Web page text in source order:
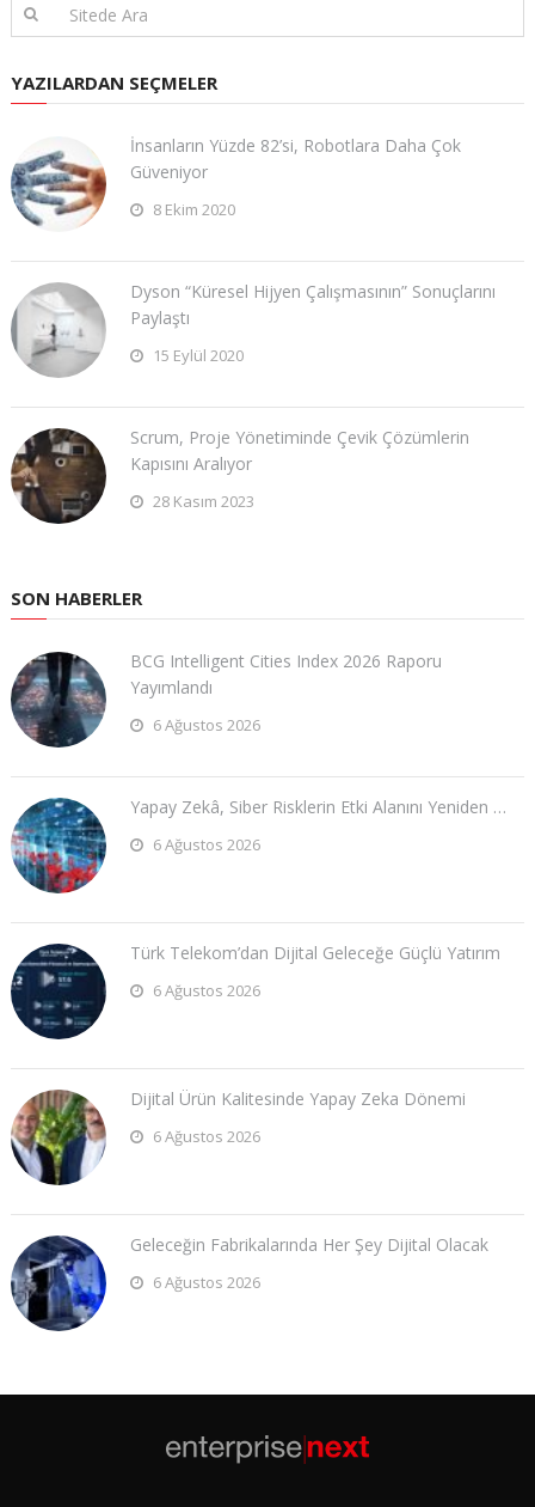
YAZILARDAN SEÇMELER
İnsanların Yüzde 82’si, Robotlara Daha Çok
Güveniyor
8 Ekim 2020
Dyson “Küresel Hijyen Çalışmasının” Sonuçlarını
Paylaştı
15 Eylül 2020
Scrum, Proje Yönetiminde Çevik Çözümlerin
Kapısını Aralıyor
28 Kasım 2023
SON HABERLER
BCG Intelligent Cities Index 2026 Raporu
Yayımlandı
6 Ağustos 2026
Yapay Zekâ, Siber Risklerin Etki Alanını Yeniden …
6 Ağustos 2026
Türk Telekom’dan Dijital Geleceğe Güçlü Yatırım
6 Ağustos 2026
Dijital Ürün Kalitesinde Yapay Zeka Dönemi
6 Ağustos 2026
Geleceğin Fabrikalarında Her Şey Dijital Olacak
6 Ağustos 2026